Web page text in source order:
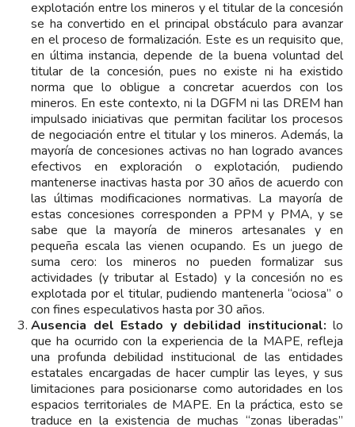
explotación entre los mineros y el titular de la concesión
se ha convertido en el principal obstáculo para avanzar
en el proceso de formalización. Este es un requisito que,
en última instancia, depende de la buena voluntad del
titular de la concesión, pues no existe ni ha existido
norma que lo obligue a concretar acuerdos con los
mineros. En este contexto, ni la DGFM ni las DREM han
impulsado iniciativas que permitan facilitar los procesos
de negociación entre el titular y los mineros. Además, la
mayoría de concesiones activas no han logrado avances
efectivos en exploración o explotación, pudiendo
mantenerse inactivas hasta por 30 años de acuerdo con
las últimas modificaciones normativas. La mayoría de
estas concesiones corresponden a PPM y PMA, y se
sabe que la mayoría de mineros artesanales y en
pequeña escala las vienen ocupando. Es un juego de
suma cero: los mineros no pueden formalizar sus
actividades (y tributar al Estado) y la concesión no es
explotada por el titular, pudiendo mantenerla “ociosa” o
con fines especulativos hasta por 30 años.
Ausencia del Estado y debilidad institucional: lo
que ha ocurrido con la experiencia de la MAPE, refleja
una profunda debilidad institucional de las entidades
estatales encargadas de hacer cumplir las leyes, y sus
limitaciones para posicionarse como autoridades en los
espacios territoriales de MAPE. En la práctica, esto se
traduce en la existencia de muchas “zonas liberadas”